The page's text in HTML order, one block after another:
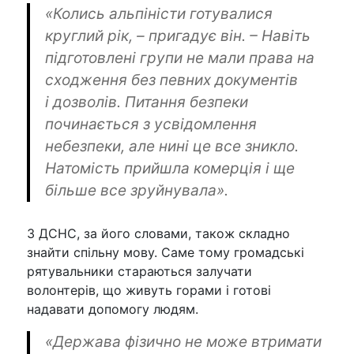
«Колись альпіністи готувалися
круглий рік, – пригадує він. – Навіть
підготовлені групи не мали права на
сходження без певних документів
і дозволів. Питання безпеки
починається з усвідомлення
небезпеки, але нині це все зникло.
Натомість прийшла комерція і ще
більше все зруйнувала».
З ДСНС, за його словами, також складно
знайти спільну мову. Саме тому громадські
рятувальники стараються залучати
волонтерів, що живуть горами і готові
надавати допомогу людям.
«Держава фізично не може втримати